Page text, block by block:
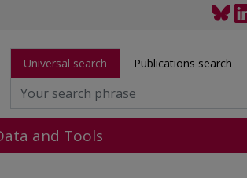
Universal search Publications search
and Tools